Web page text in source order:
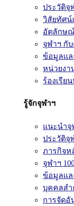
ประวัติจุ
วิสัยทัศน์
อัตลักษ
จุฬาฯ กั
ข้อมูลแ
หน่วยงา
ร้องเรีย
รู้จักจุฬาฯ
แนะนำจุ
ประวัติจุ
ภารกิจห
จุฬาฯ
ข้อมูลแ
บุคคลส
การจัดอั